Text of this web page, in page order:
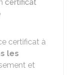
certificat
certificat à
les
et